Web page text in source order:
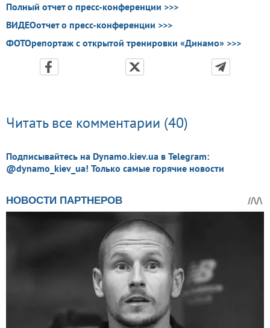
Полный отчет о пресс-конференции >>>
ВИДЕОотчет о пресс-конференции >>>
ФОТОрепортаж с открытой тренировки «Динамо» >>>
Читать все комментарии (40)
Подписывайтесь на Dynamo.kiev.ua в Telegram:
@dynamo_kiev_ua! Только самые горячие новости